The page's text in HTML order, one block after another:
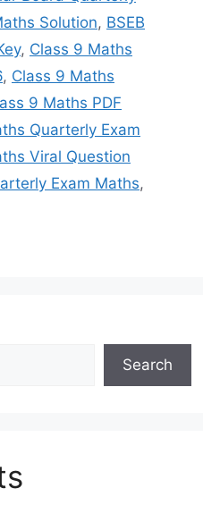
Solution, BSEB
, Class 9 Maths
, Class 9 Maths
9 Maths PDF
Quarterly Exam
Viral Question
Exam Maths,
Search